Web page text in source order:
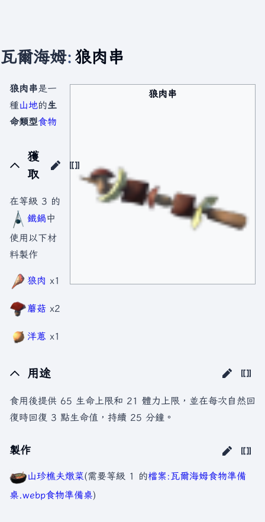
瓦爾海姆: 狼肉串
狼肉串
狼肉串是一
種山地的生
命類型食物
獲
取
在等級 3 的
鐵鍋中
使用以下材
料製作
狼肉 x1
蘑菇 x2
洋蔥 x1
用途
食用後提供 65 生命上限和 21 體力上限，並在每次自然回
復時回復 3 點生命值，持續 25 分鐘。
製作
山珍樵夫燉菜(需要等級 1 的檔案:瓦爾海姆食物準備
桌.webp食物準備桌)